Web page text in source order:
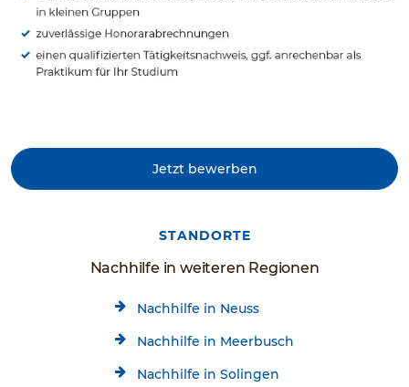
Jetzt bewerben
STANDORTE
Nachhilfe in weiteren Regionen
Nachhilfe in Neuss
Nachhilfe in Meerbusch
Nachhilfe in Solingen